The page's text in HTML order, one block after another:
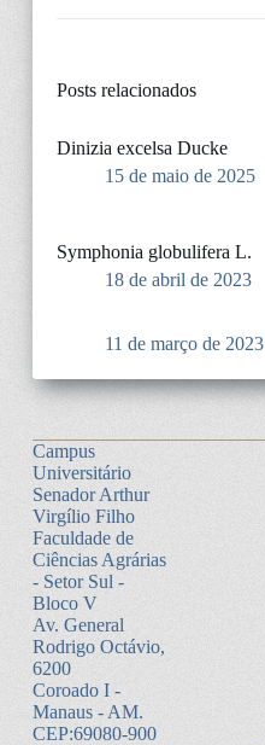
Posts relacionados
Dinizia excelsa Ducke
15 de maio de 2025
Symphonia globulifera L.
18 de abril de 2023
11 de março de 2023
Campus
Universitário
Senador Arthur
Virgílio Filho
Faculdade de
Ciências Agrárias
- Setor Sul -
Bloco V
Av. General
Rodrigo Octávio,
6200
Coroado I -
Manaus - AM.
CEP:69080-900